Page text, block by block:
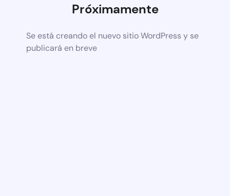
Próximamente
Se está creando el nuevo sitio WordPress y se
publicará en breve